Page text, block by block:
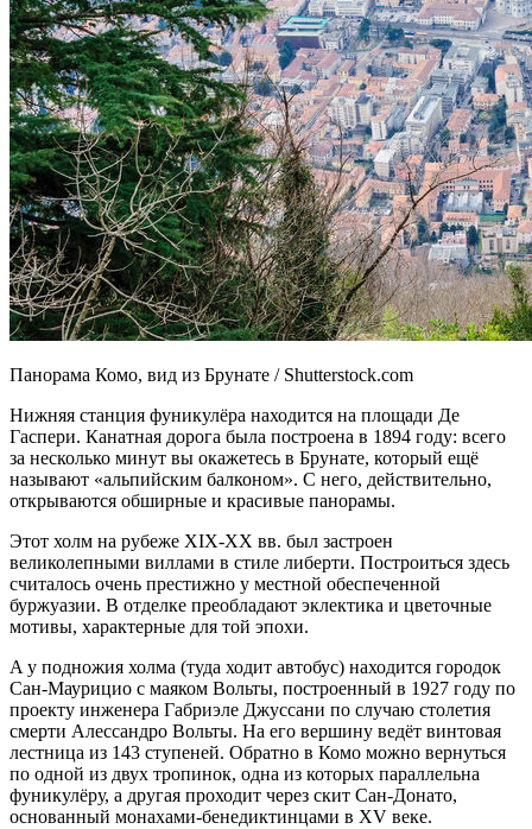
Панорама Комо, вид из Брунате / Shutterstock.com
Нижняя станция фуникулёра находится на площади Де
Гаспери. Канатная дорога была построена в 1894 году: всего
за несколько минут вы окажетесь в Брунате, который ещё
называют «альпийским балконом». С него, действительно,
открываются обширные и красивые панорамы.
Этот холм на рубеже XIX-XX вв. был застроен
великолепными виллами в стиле либерти. Построиться здесь
считалось очень престижно у местной обеспеченной
буржуазии. В отделке преобладают эклектика и цветочные
мотивы, характерные для той эпохи.
A у подножия холма (туда ходит автобус) находится городок
Сан-Маурицио с маяком Вольты, построенный в 1927 году по
проекту инженера Габриэле Джуссани по случаю столетия
смерти Алессандро Вольты. На его вершину ведёт винтовая
лестница из 143 ступеней. Обратно в Комо можно вернуться
по одной из двух тропинок, одна из которых параллельна
фуникулёру, а другая проходит через скит Сан-Донато,
основанный монахами-бенедиктинцами в XV веке.